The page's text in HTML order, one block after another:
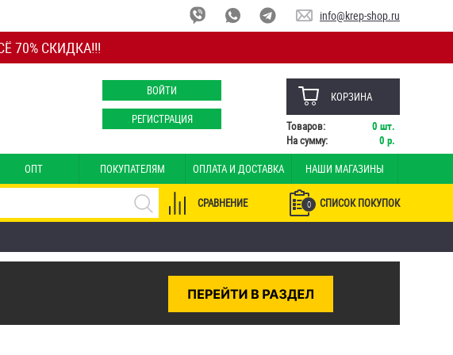
70% СКИДКА!!!
info@krep-shop.ru
ВОЙТИ
РЕГИСТРАЦИЯ
КОРЗИНА
Товаров: 0 шт.
На сумму:
0 р.
ОПТ ПОКУПАТЕЛЯМ ОПЛАТА И ДОСТАВКА НАШИ МАГАЗИНЫ
0 СПИСОК ПОКУПОК
СРАВНЕНИЕ